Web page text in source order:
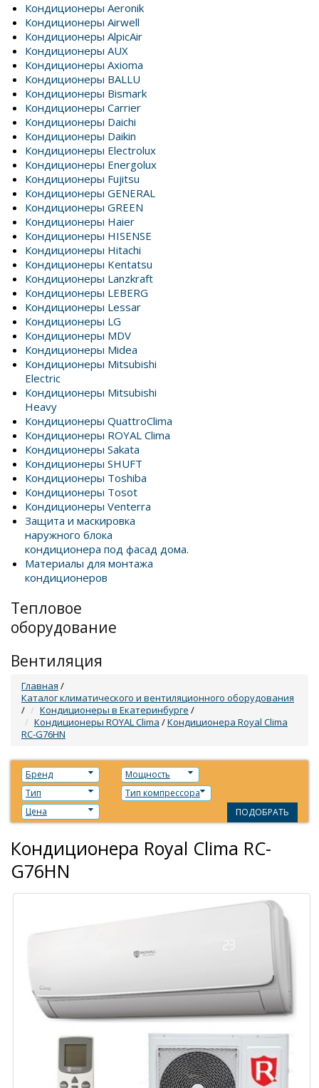
Кондиционеры Aeronik
Кондиционеры Airwell
Кондиционеры AlpicAir
Кондиционеры AUX
Кондиционеры Axioma
Кондиционеры BALLU
Кондиционеры Bismark
Кондиционеры Carrier
Кондиционеры Daichi
Кондиционеры Daikin
Кондиционеры Electrolux
Кондиционеры Energolux
Кондиционеры Fujitsu
Кондиционеры GENERAL
Кондиционеры GREEN
Кондиционеры Haier
Кондиционеры HISENSE
Кондиционеры Hitachi
Кондиционеры Kentatsu
Кондиционеры Lanzkraft
Кондиционеры LEBERG
Кондиционеры Lessar
Кондиционеры LG
Кондиционеры MDV
Кондиционеры Midea
Кондиционеры Mitsubishi
Electric
Кондиционеры Mitsubishi
Heavy
Кондиционеры QuattroClima
Кондиционеры ROYAL Clima
Кондиционеры Sakata
Кондиционеры SHUFT
Кондиционеры Toshiba
Кондиционеры Tosot
Кондиционеры Venterra
Защита и маскировка
наружного блока
кондиционера под фасад дома.
Материалы для монтажа
кондиционеров
Тепловое
оборудование
Вентиляция
Главная /
Каталог климатического и вентиляционного оборудования
/
Кондиционеры в Екатеринбурге /
Кондиционеры ROYAL Clima /Кондиционера Royal Clima
RC-G76HN
Бренд
Мощность
Тип
Тип компрессора
Цена
ПОДОБРАТЬ
Кондиционера Royal Clima RC-
G76HN